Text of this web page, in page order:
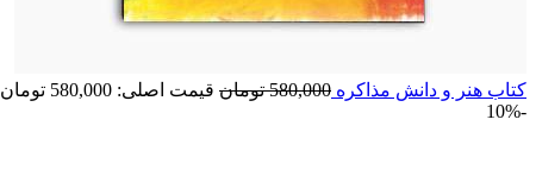
کتاب هنر و دانش مذاکره 580,000 تومان قیمت اصلی: 580,000 تومان بود.
-10%